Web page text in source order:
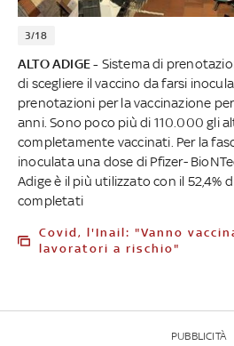
3/18
ALTO ADIGE - Sistema di
di scegliere il vaccino da farsi
prenotazioni per la vaccinazione
anni. Sono poco più di 110.000 gli
completamente vaccinati. Per la
inoculata una dose di Pfizer-
Adige è il più utilizzato con il 52,4%
completati
Covid, l'Inail: "Vanno vaccinati 6,8 milioni di
lavoratori a rischio"
PUBBLICITÀ